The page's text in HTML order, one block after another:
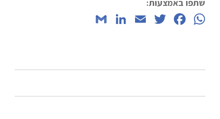
שתפו באמצעות:
WhatsApp
Facebook
Twitter
Email
LinkedIn